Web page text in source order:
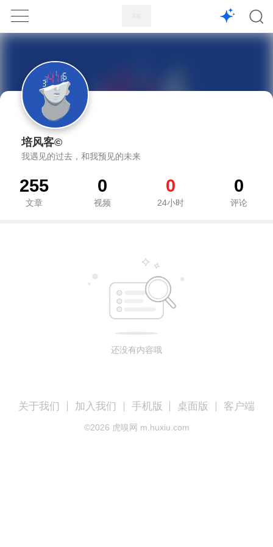
1X
培风客©
我遇见的过去，和我预见的未来
255
文章
0
视频
0
24小时
0
评论
还没有内容哦
关于我们 加入我们 手机版 桌面版 客户端
©2026 虎嗅网 m.huxiu.com